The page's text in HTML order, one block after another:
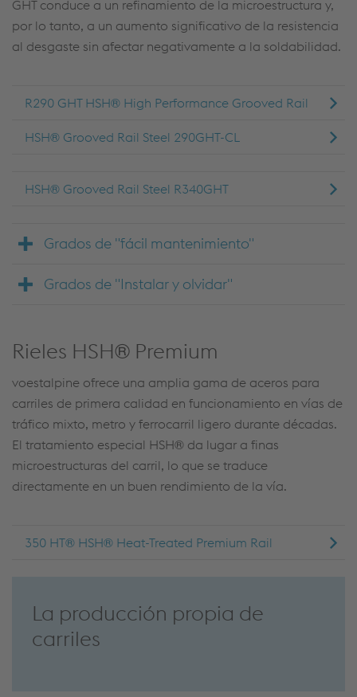
GHT conduce a un refinamiento de la microestructura y,
por lo tanto, a un aumento significativo de la resistencia
al desgaste sin afectar negativamente a la soldabilidad.
R290 GHT HSH® High Performance Grooved Rail
HSH® Grooved Rail Steel 290GHT-CL
HSH® Grooved Rail Steel R340GHT
Grados de "fácil mantenimiento"
Grados de "Instalar y olvidar"
Rieles HSH® Premium
voestalpine ofrece una amplia gama de aceros para
carriles de primera calidad en funcionamiento en vías de
tráfico mixto, metro y ferrocarril ligero durante décadas.
El tratamiento especial HSH® da lugar a finas
microestructuras del carril, lo que se traduce
directamente en un buen rendimiento de la vía.
350 HT® HSH® Heat-Treated Premium Rail
La producción propia de
carriles